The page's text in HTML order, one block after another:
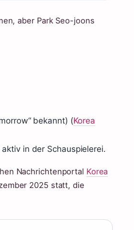
aber Park Seo-joons
bekannt) (Korea
in der Schauspielerei.
Nachrichtenportal Korea
2025 statt, die